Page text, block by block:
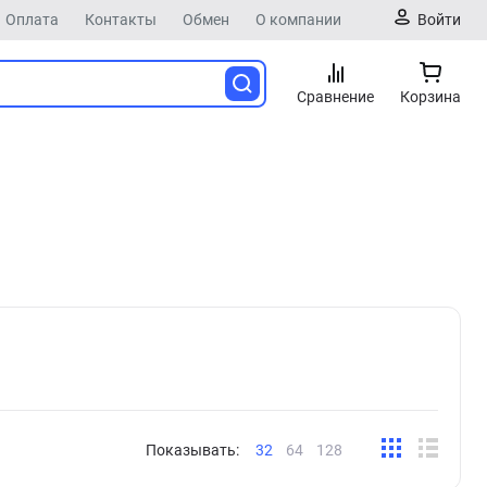
Оплата Контакты Обмен О компании Войти
Сравнение Корзина
Показывать: 32 64 128